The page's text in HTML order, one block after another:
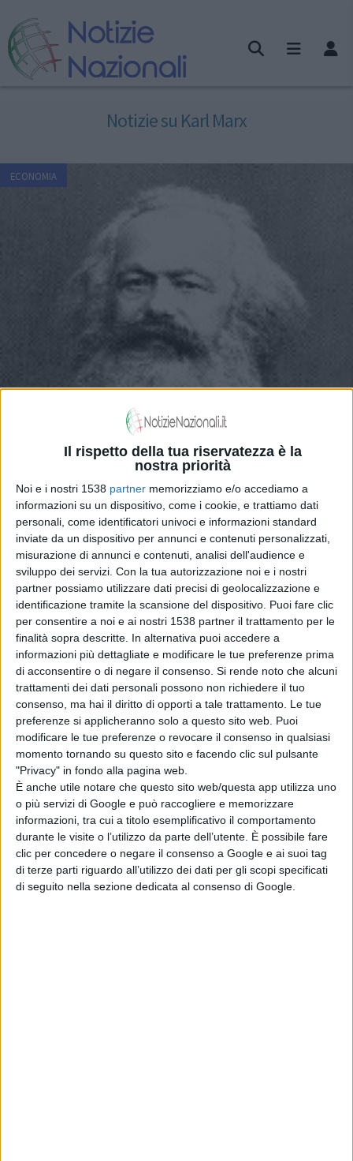
Il rispetto della tua riservatezza è la
nostra priorità
Noi e i nostri 1538 partner memorizziamo e/o accediamo a
informazioni su un dispositivo, come i cookie, e trattiamo dati
personali, come identificatori univoci e informazioni standard
inviate da un dispositivo per annunci e contenuti personalizzati,
misurazione di annunci e contenuti, analisi dell'audience e
sviluppo dei servizi. Con la tua autorizzazione noi e i nostri
partner possiamo utilizzare dati precisi di geolocalizzazione e
identificazione tramite la scansione del dispositivo. Puoi fare clic
per consentire a noi e ai nostri 1538 partner il trattamento per le
finalità sopra descritte. In alternativa puoi accedere a
informazioni più dettagliate e modificare le tue preferenze prima
di acconsentire o di negare il consenso. Si rende noto che alcuni
trattamenti dei dati personali possono non richiedere il tuo
consenso, ma hai il diritto di opporti a tale trattamento. Le tue
preferenze si applicheranno solo a questo sito web. Puoi
modificare le tue preferenze o revocare il consenso in qualsiasi
momento tornando su questo sito e facendo clic sul pulsante
"Privacy" in fondo alla pagina web.
È anche utile notare che questo sito web/questa app utilizza uno
o più servizi di Google e può raccogliere e memorizzare
informazioni, tra cui a titolo esemplificativo il comportamento
durante le visite o l’utilizzo da parte dell’utente. È possibile fare
clic per concedere o negare il consenso a Google e ai suoi tag
di terze parti riguardo all’utilizzo dei dati per gli scopi specificati
di seguito nella sezione dedicata al consenso di Google.
Notizie su Karl Marx
ECONOMIA
Saggi filosofici; perchè il Capitalismo è
andato in crisi? Una lettura da una
prospettiva marxista.